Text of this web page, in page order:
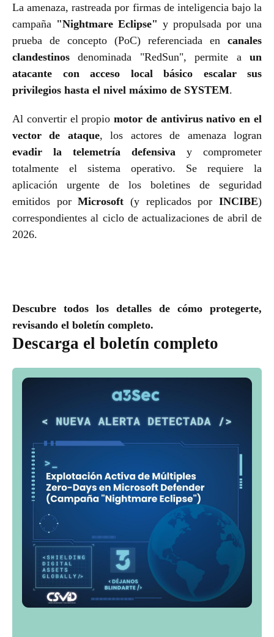
La amenaza, rastreada por firmas de inteligencia bajo la
campaña "Nightmare Eclipse" y propulsada por una
prueba de concepto (PoC) referenciada en canales
clandestinos denominada "RedSun", permite a un
atacante con acceso local básico escalar sus
privilegios hasta el nivel máximo de SYSTEM.
Al convertir el propio motor de antivirus nativo en el
vector de ataque, los actores de amenaza logran
evadir la telemetría defensiva y comprometer
totalmente el sistema operativo. Se requiere la
aplicación urgente de los boletines de seguridad
emitidos porMicrosoft (y replicados porINCIBE)
correspondientes al ciclo de actualizaciones de abril de
2026.
Descubre todos los detalles de cómo protegerte,
revisando el boletín completo.
Descarga el boletín completo